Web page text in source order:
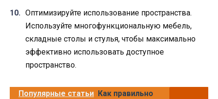
Оптимизируйте использование пространства.
Используйте многофункциональную мебель,
складные столы и стулья, чтобы максимально
эффективно использовать доступное
пространство.
Популярные статьи Как правильно